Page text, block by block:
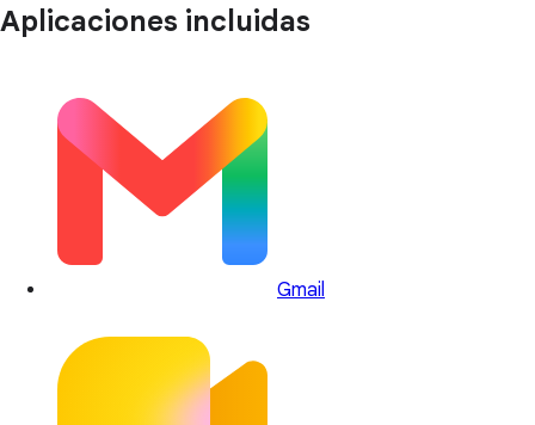
Aplicaciones incluidas
Gmail